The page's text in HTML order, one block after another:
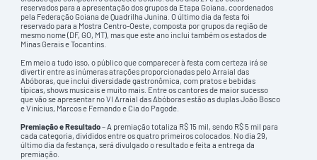
reservados para a apresentação dos grupos da Etapa Goiana, coordenados
pela Federação Goiana de Quadrilha Junina. O último dia da festa foi
reservado para a Mostra Centro-Oeste, composta por grupos da região de
mesmo nome (DF, GO, MT), mas que este ano inclui também os estados de
Minas Gerais e Tocantins.
Em meio a tudo isso, o público que comparecer à festa com certeza irá se
divertir entre as inúmeras atrações proporcionadas pelo Arraial das
Abóboras, que inclui diversidade gastronômica, com pratos e bebidas
típicas, shows musicais e muito mais. Entre os cantores de maior sucesso
que vão se apresentar no VI Arraial das Abóboras estão as duplas João Bosco
e Vinícius, Marcos e Fernando e Cia do Pagode.
Premiação e Resultado– A premiação totaliza R$ 15 mil, sendo R$ 5 mil para
cada categoria, divididos entre os quatro primeiros colocados. No dia 29,
último dia da festança, será divulgado o resultado e feita a entrega da
premiação.